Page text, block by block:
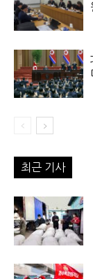
최근 기사